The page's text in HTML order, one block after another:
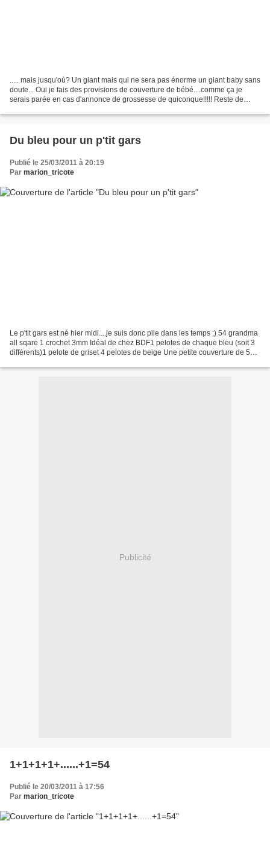
..... mais jusqu'où? Un giant mais qui ne sera pas énorme un giant baby sans
doute... Oui je fais des provisions de couverture de bébé....comme ça je
serais parée en cas d'annonce de grossesse de quiconque!!!!! Reste de
Du bleu pour un p'tit gars
Publié le 25/03/2011 à 20:19
Par marion_tricote
Le p'tit gars est né hier midi....je suis donc pile dans les temps ;) 54 grandma
all sqare 1 crochet 3mm Idéal de chez BDF1 pelotes de chaque bleu (soit 3
différents)1 pelote de griset 4 pelotes de beige Une petite couverture de 58
Publicité
1+1+1+1+......+1=54
Publié le 20/03/2011 à 17:56
Par marion_tricote